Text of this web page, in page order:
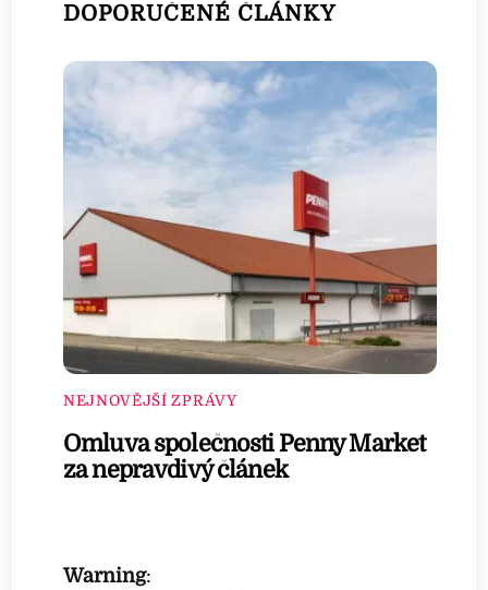
DOPORUČENÉ ČLÁNKY
NEJNOVĚJŠÍ ZPRÁVY
Omluva společnosti Penny Market
za nepravdivý článek
Warning: